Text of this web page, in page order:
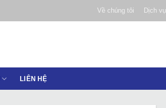
Về chúng tôi Dịch vụ
LIÊN HỆ